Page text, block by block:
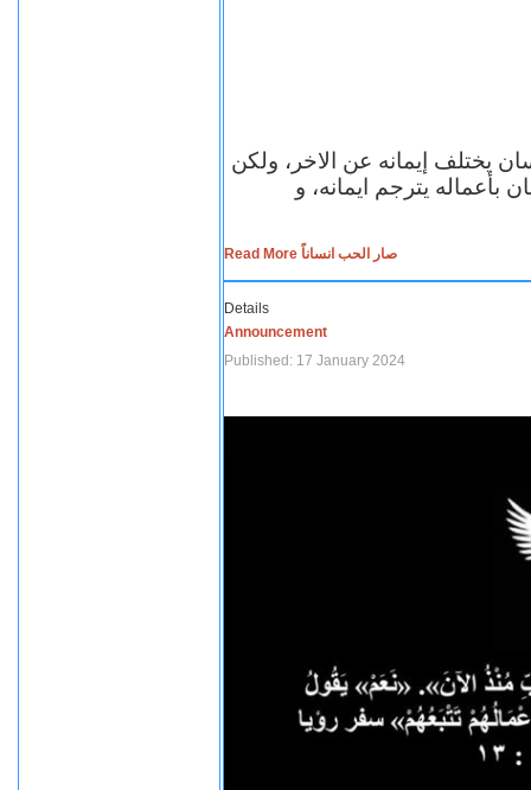
يختلف إيمانه عن الاخر، ولكن
بأعماله يترجم ايمانه، و
Read More صار الحب انساناً
Details
Announcement
Published: 17 January 2024